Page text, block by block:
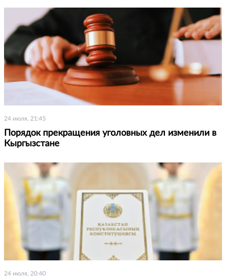
24 июля, 21:45
Порядок прекращения уголовных дел изменили в
Кыргызстане
24 июля, 20:40